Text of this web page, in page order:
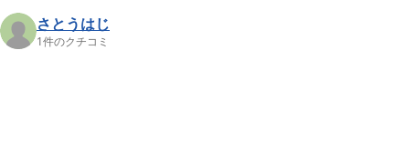
さとうはじ
1件のクチコミ